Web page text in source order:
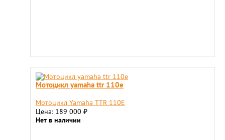
Мотоцикл yamaha ttr 110e
Мотоцикл Yamaha TTR 110E
Цена: 189 000 ₽
Нет в наличии